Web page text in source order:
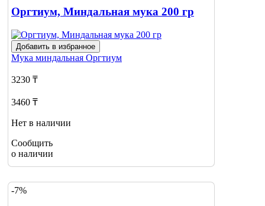
Оргтиум, Миндальная мука 200 гр
Добавить в избранное
Мука миндальная Оргтиум
3230 ₸
3460 ₸
Нет в наличии
Сообщить
о наличии
-7%